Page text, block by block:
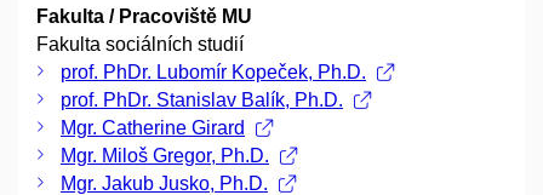
Fakulta / Pracoviště MU
Fakulta sociálních studií
prof. PhDr. Lubomír Kopeček, Ph.D.
prof. PhDr. Stanislav Balík, Ph.D.
Mgr. Catherine Girard
Mgr. Miloš Gregor, Ph.D.
Mgr. Jakub Jusko, Ph.D.